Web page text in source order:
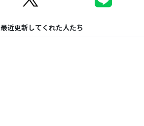
最近更新してくれた人たち